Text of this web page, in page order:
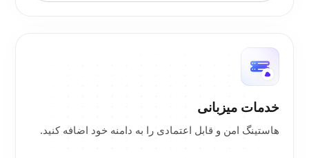
خدمات میزبانی
هاستینگ امن و قابل اعتمادی را به دامنه خود اضافه کنید.